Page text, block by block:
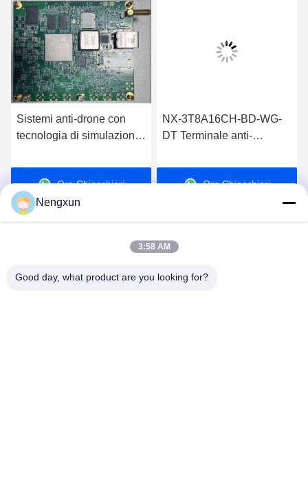
Sistemi anti-drone con
tecnologia di simulazione
navigazione per
prestazioni portatili e
compatte
Ora Chiacchieri
NX-3T8A16CH-BD-WG-
DT Terminale anti-
16 canali per la
navigazione satellitare
Ora Chiacchieri
Nengxun Communication Technology Co.,Ltd.
Nengxun
3:58 AM
Good day, what product are you looking for?